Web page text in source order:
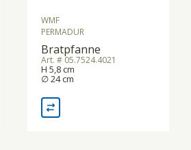
WMF
PERMADUR
Bratpfanne
Art. # 05.7524.4021
H 5,8 cm
∅ 24 cm